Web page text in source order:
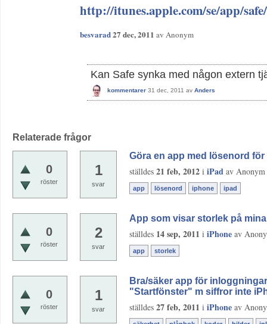
http://itunes.apple.com/se/app/
besvarad27 dec, 2011 av Anonym
Kan Safe synka med någon extern
kommentarer 31 dec, 2011 av Anders
Relaterade frågor
0
röster
1
svar
Göra en app med lösenord
ställdes 21 feb, 2012 i iPad av Anonym
app lösenord iphone ipad
0
röster
2
svar
App som visar storlek på
ställdes 14 sep, 2011 i iPhone av
app storlek
0
röster
1
svar
Bra/säker app för
"Startfönster" m siffror inte
ställdes 27 feb, 2011 i iPhone av